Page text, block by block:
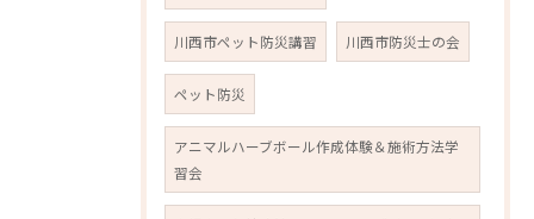
川西市ペット防災講習 川西市防災士の会
ペット防災
アニマルハーブボール作成体験＆施術方法学
習会